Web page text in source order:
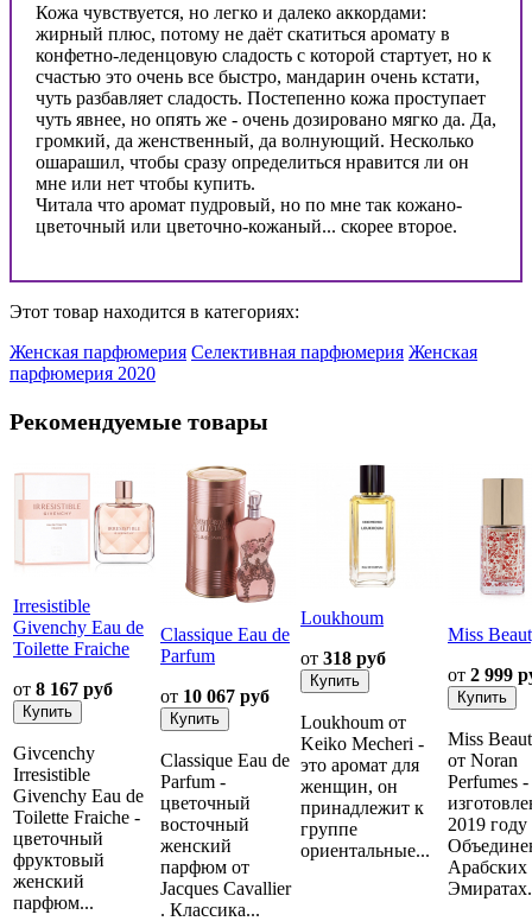
Кожа чувствуется, но легко и далеко аккордами:
жирный плюс, потому не даёт скатиться аромату в
конфетно-леденцовую сладость с которой стартует, но к
счастью это очень все быстро, мандарин очень кстати,
чуть разбавляет сладость. Постепенно кожа проступает
чуть явнее, но опять же - очень дозировано мягко да. Да,
громкий, да женственный, да волнующий. Несколько
ошарашил, чтобы сразу определиться нравится ли он
мне или нет чтобы купить.
Читала что аромат пудровый, но по мне так кожано-
цветочный или цветочно-кожаный... скорее второе.
Этот товар находится в категориях:
Женская парфюмерия Селективная парфюмерия Женская
парфюмерия 2020
Рекомендуемые товары
Irresistible
Givenchy Eau de
Toilette Fraiche
от 8 167 руб
Givcenchy
Irresistible
Givenchy Eau de
Toilette Fraiche -
цветочный
фруктовый
женский
парфюм...
Classique Eau de
Parfum
от 10 067 руб
Classique Eau de
Parfum -
цветочный
восточный
женский
парфюм от
Jacques Cavallier
. Классика...
Loukhoum
от 318 руб
Loukhoum от
Keiko Mecheri -
это аромат для
женщин, он
принадлежит к
группе
ориентальные...
Miss
от 2 999
Miss
от Noran
Perfumes -
2019 году
Арабских